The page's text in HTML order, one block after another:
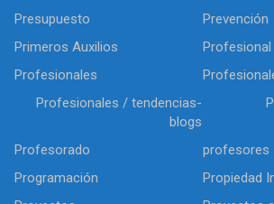
Presupuesto
Prevención
Primeros Auxilios
Profesional
Profesionales
Profesionales / tendencias-
blogs
Profesorado
profesores
Programación
Propiedad